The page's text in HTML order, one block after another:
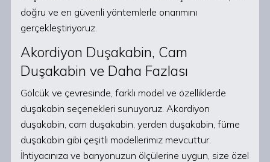
doğru ve en güvenli yöntemlerle onarımını
gerçekleştiriyoruz.
Akordiyon Duşakabin, Cam
Duşakabin ve Daha Fazlası
Gölcük ve çevresinde, farklı model ve özelliklerde
duşakabin seçenekleri sunuyoruz. Akordiyon
duşakabin, cam duşakabin, yerden duşakabin, füme
duşakabin gibi çeşitli modellerimiz mevcuttur.
İhtiyacınıza ve banyonuzun ölçülerine uygun, size özel